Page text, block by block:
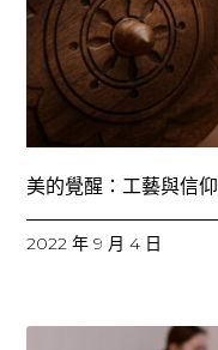
美的覺醒：工藝與信仰
2022 年 9 月 4 日